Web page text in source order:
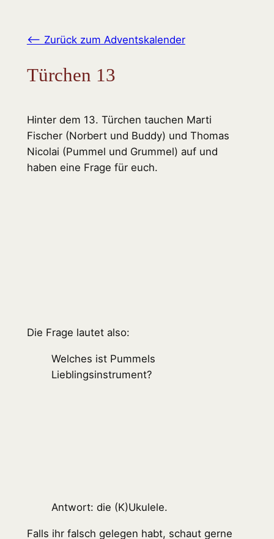
<– Zurück zum Adventskalender
Türchen 13
Hinter dem 13. Türchen tauchen Marti
Fischer (Norbert und Buddy) und Thomas
Nicolai (Pummel und Grummel) auf und
haben eine Frage für euch.
Die Frage lautet also:
Welches ist Pummels
Lieblingsinstrument?
Antwort: die (K)Ukulele.
Falls ihr falsch gelegen habt, schaut gerne